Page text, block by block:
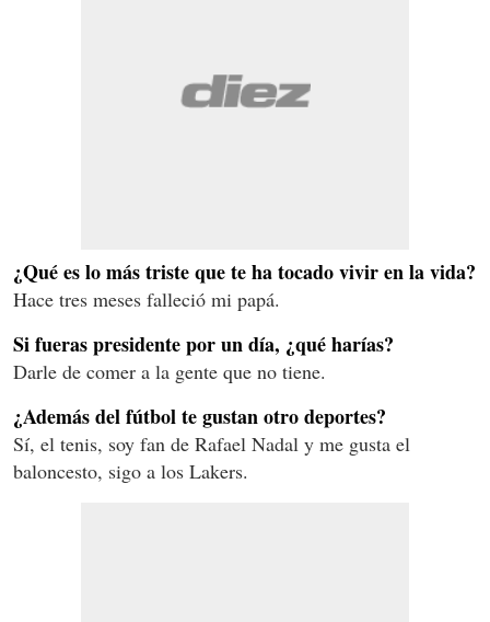
¿Qué es lo más triste que te ha tocado vivir en la vida?
Hace tres meses falleció mi papá.
Si fueras presidente por un día, ¿qué harías?
Darle de comer a la gente que no tiene.
¿Además del fútbol te gustan otro deportes?
Sí, el tenis, soy fan de Rafael Nadal y me gusta el
baloncesto, sigo a los Lakers.